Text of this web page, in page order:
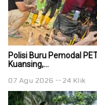
Polisi Buru Pemodal
Kuansing,...
07 Agu 2026 24 Klik